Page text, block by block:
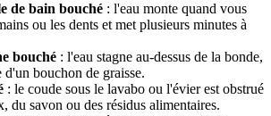
de bain bouché : l'eau monte quand vous
ou les dents et met plusieurs minutes à
bouché : l'eau stagne au-dessus de la bonde,
d'un bouchon de graisse.
: le coude sous le lavabo ou l'évier est obstrué
du savon ou des résidus alimentaires.